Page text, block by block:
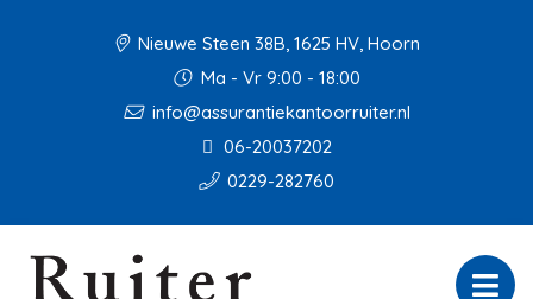
Nieuwe Steen 38B, 1625 HV, Hoorn
Ma - Vr 9:00 - 18:00
info@assurantiekantoorruiter.nl
06-20037202
0229-282760